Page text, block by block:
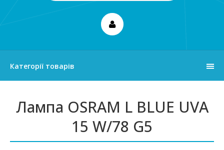
Категорії товарів
Лампа OSRAM L BLUE UVA
15 W/78 G5